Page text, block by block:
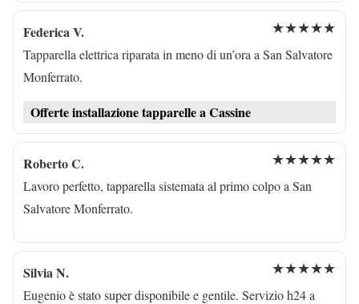
Federica V. ★★★★★
Tapparella elettrica riparata in meno di un’ora a San Salvatore
Monferrato.
Offerte installazione tapparelle a Cassine
Roberto C. ★★★★★
Lavoro perfetto, tapparella sistemata al primo colpo a San
Salvatore Monferrato.
Silvia N. ★★★★★
Eugenio è stato super disponibile e gentile. Servizio h24 a